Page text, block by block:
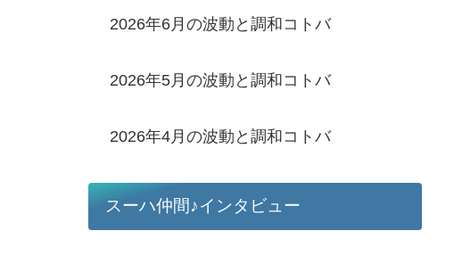
2026年6月の波動と調和コトバ
2026年5月の波動と調和コトバ
2026年4月の波動と調和コトバ
スーハ仲間♪インタビュー